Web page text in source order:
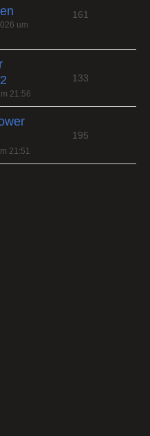
um
161
21:56
133
21:51
195